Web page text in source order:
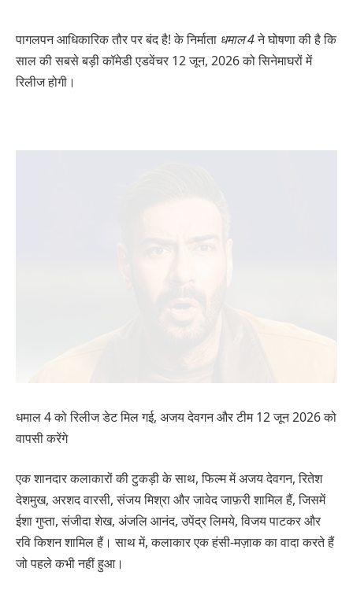
पागलपन आधिकारिक तौर पर बंद है! के निर्माता धमाल 4ने घोषणा की है कि
साल की सबसे बड़ी कॉमेडी एडवेंचर 12 जून, 2026 को सिनेमाघरों में
रिलीज होगी।
धमाल 4 को रिलीज डेट मिल गई, अजय देवगन और टीम 12 जून 2026 को
वापसी करेंगे
एक शानदार कलाकारों की टुकड़ी के साथ, फिल्म में अजय देवगन, रितेश
देशमुख, अरशद वारसी, संजय मिश्रा और जावेद जाफ़री शामिल हैं, जिसमें
ईशा गुप्ता, संजीदा शेख, अंजलि आनंद, उपेंद्र लिमये, विजय पाटकर और
रवि किशन शामिल हैं। साथ में, कलाकार एक हंसी-मज़ाक का वादा करते हैं
जो पहले कभी नहीं हुआ।